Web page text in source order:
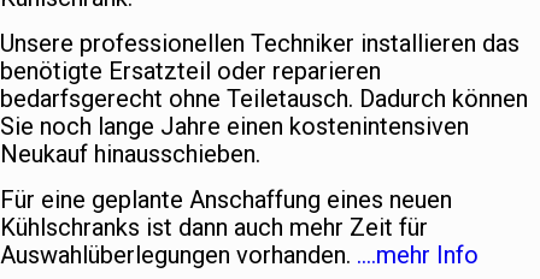
Unsere professionellen Techniker installieren das
benötigte Ersatzteil oder reparieren
bedarfsgerecht ohne Teiletausch. Dadurch können
Sie noch lange Jahre einen kostenintensiven
Neukauf hinausschieben.
Für eine geplante Anschaffung eines neuen
Kühlschranks ist dann auch mehr Zeit für
Auswahlüberlegungen vorhanden. ….mehr Info